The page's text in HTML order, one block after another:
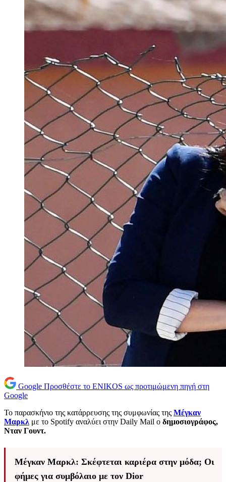
Google Προσθέστε το ENIKOS ως προτιμώμενη πηγή στη
Google
Το παρασκήνιο της κατάρρευσης της συμφωνίας της Μέγκαν
Μαρκλ με το Spotify αναλύει στην Daily Mail ο δημοσιογράφος,
Νταν Γουντ.
Μέγκαν Μαρκλ: Σκέφτεται καριέρα στην μόδα; Οι
φήμες για συμβόλαιο με τον Dior